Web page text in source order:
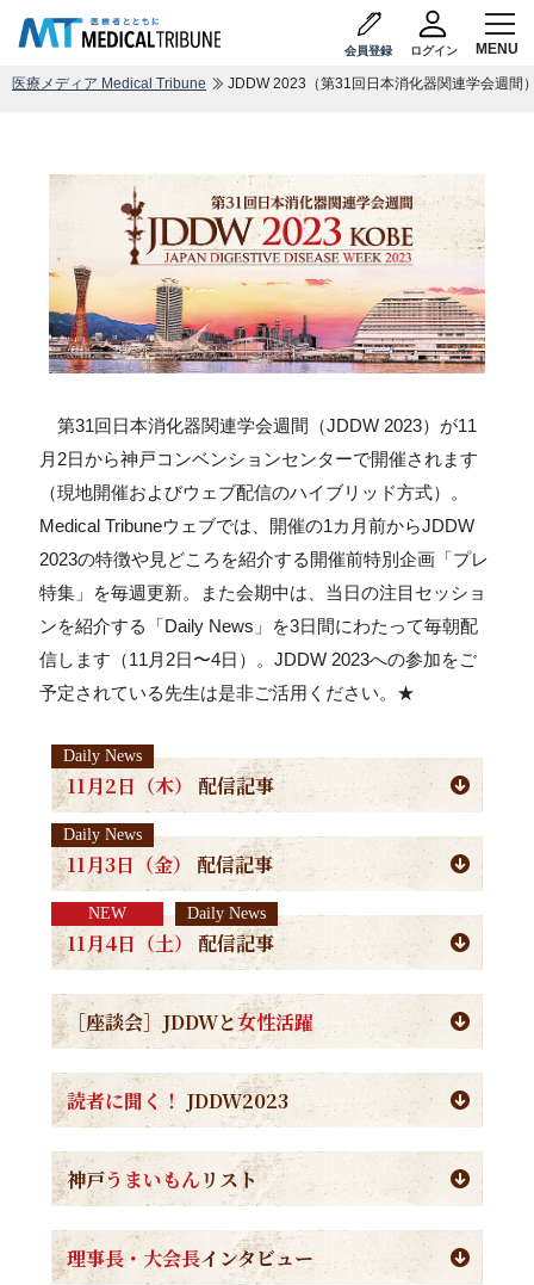
会員登録 ログイン
医療メディア Medical Tribune JDDW 2023（第31回日本消化器関連学会週間
第31回日本消化器関連学会週間（JDDW 2023）が11
月2日から神戸コンベンションセンターで開催されます
（現地開催およびウェブ配信のハイブリッド方式）。
Medical Tribuneウェブでは、開催の1カ月前からJDDW
2023の特徴や見どころを紹介する開催前特別企画「プレ
特集」を毎週更新。また会期中は、当日の注目セッショ
ンを紹介する「Daily News」を3日間にわたって毎朝配
信します（11月2日〜4日）。JDDW 2023への参加をご
予定されている先生は是非ご活用ください。★
11月2日（木） 配信記事
Daily News
11月3日（金） 配信記事
Daily News
11月4日（土） 配信記事
NEW Daily News
［座談会］JDDWと女性活躍
読者に聞く！ JDDW2023
神戸うまいもんリスト
理事長・大会長インタビュー